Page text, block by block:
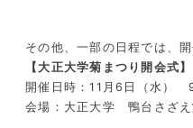
その他、一部の日程では、
【大正大学菊まつり開会式】
開催日時：11月6日（水）
会場：大正大学 鴨台さざえ